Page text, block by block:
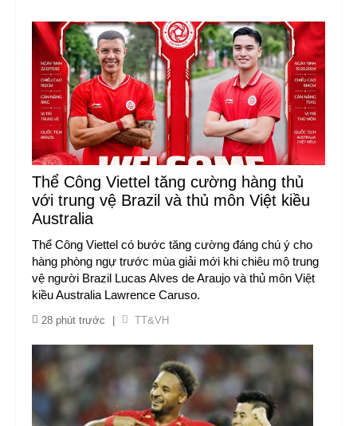
Thể Công Viettel tăng cường hàng thủ
với trung vệ Brazil và thủ môn Việt kiều
Australia
Thể Công Viettel có bước tăng cường đáng chú ý cho
hàng phòng ngự trước mùa giải mới khi chiêu mộ trung
vệ người Brazil Lucas Alves de Araujo và thủ môn Việt
kiều Australia Lawrence Caruso.
28 phút trước TT&VH